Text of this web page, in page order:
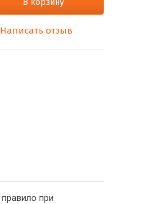
В корзину
Написать отзыв
при